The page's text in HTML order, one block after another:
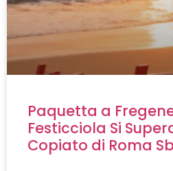
Paquetta a
Festicciola Si
Copiato di Roma